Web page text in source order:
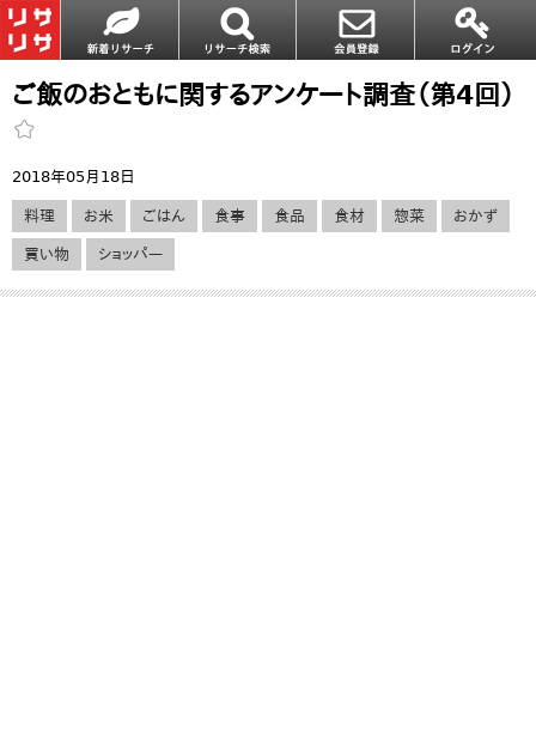
ご飯のおともに関するアンケート調査（第4回）
2018年05月18日
料理 お米 ごはん 食事 食品 食材 惣菜 おかず
買い物 ショッパー